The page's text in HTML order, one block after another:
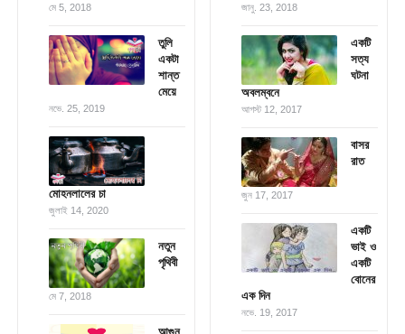
মে 5, 2018
তুলি
একটা
শান্ত
মেয়ে
নভে. 25, 2019
মোহনলালের চা
জুলাই 14, 2020
নতুন
পৃথিবী
মে 7, 2018
জানু. 23, 2018
একটি
সত্য
ঘটনা
অবলম্বনে
আগস্ট 12, 2017
বাসর
রাত
জুন 17, 2017
একটি
ভাই ও
একটি
বোনের
এক দিন
নভে. 19, 2017